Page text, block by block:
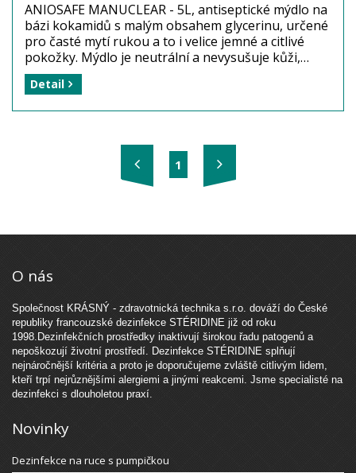
ANIOSAFE MANUCLEAR - 5L, antiseptické mýdlo na
bázi kokamidů s malým obsahem glycerinu, určené
pro časté mytí rukou a to i velice jemné a citlivé
pokožky. Mýdlo je neutrální a nevysušuje kůži,
působí velmi příjemně. 5-ti litrový kanystr slouží k
dolévání dávkovačů umístěných nad umyvadlem.
Dezinfekční účinnost: BAKTERICIDNÍ a FUNGICIDNÍ
při expozici 1 minuta.
Dostupnost: zboží je momentálně vyprodáno! ...více
Detail
1
O nás
Společnost KRÁSNÝ - zdravotnická technika s.r.o. dováží do České
republiky francouzské dezinfekce STÉRIDINE již od roku
1998.Dezinfekčních prostředky inaktivují širokou řadu patogenů a
nepoškozují životní prostředí. Dezinfekce STÉRIDINE splňují
nejnáročnější kritéria a proto je doporučujeme zvláště citlivým lidem,
kteří trpí nejrůznějšími alergiemi a jinými reakcemi. Jsme specialisté na
dezinfekci s dlouholetou praxí.
Novinky
Dezinfekce na ruce s pumpičkou